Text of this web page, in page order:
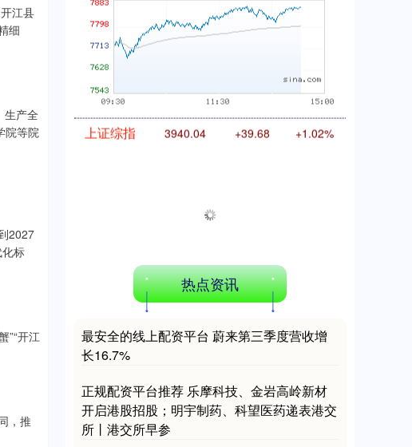
江县
细
生产全
院等院
2027
标
”“开江
，推
热点资讯
最安全的线上配资平台 蔚来第三季度营收增
长16.7%
正规配资平台推荐 乐摩科技、金岩高岭新材
开启港股招股；明宇制药、科望医药递表港交
所丨港交所早参